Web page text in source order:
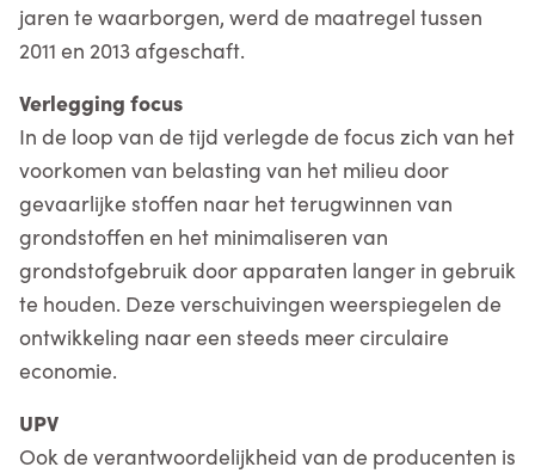
jaren te waarborgen, werd de maatregel tussen
2011 en 2013 afgeschaft.
Verlegging focus
In de loop van de tijd verlegde de focus zich van het
voorkomen van belasting van het milieu door
gevaarlijke stoffen naar het terugwinnen van
grondstoffen en het minimaliseren van
grondstofgebruik door apparaten langer in gebruik
te houden. Deze verschuivingen weerspiegelen de
ontwikkeling naar een steeds meer circulaire
economie.
UPV
Ook de verantwoordelijkheid van de producenten is